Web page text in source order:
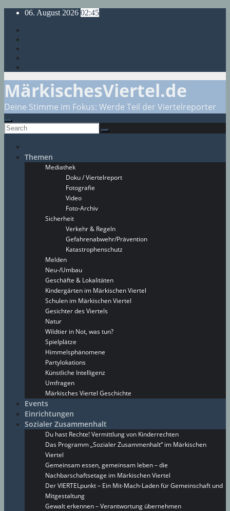
Skip
content
06. August 2026 02:45
MärkischesViertel.de
Deine Stimme im Fokus: Werde Teil der Viertelreporter
Themen
Mediathek
Doku / Viertelreport
Fotografie
Video
Foto-Archiv
Sicherheit
Verkehr & Regeln
Gefahrenabwehr/Prävention
Katastrophenschutz
Melden
Neu-/Umbau
Geschäfte & Lokalitäten
Kindergärten im Märkischen Viertel
Schulen im Märkischen Viertel
Gesichter des Viertels
Natur
Wildtier in Not, was tun?
Spielplätze
Himmelsphänomene
Partylokations
Künstliche Intelligenz
Umfragen
Märkisches Viertel Geschichte
Events
Einrichtungen
Sozialer Zusammenhalt
Du hast Rechte! Vermittlung von Kinderrechten
Das Programm „Sozialer Zusammenhalt“ im Märkischen
Viertel
Gemeinsam essen, gemeinsam leben – die
Nachbarschaftsetage im Märkischen Viertel
Der VIERTELpunkt – Ein Mit-Mach-Laden für Gemeinschaft und
Mitgestaltung
Gewalt erkennen – Verantwortung übernehmen